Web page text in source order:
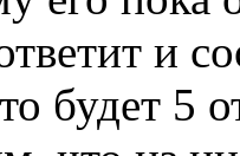
и
будет 5